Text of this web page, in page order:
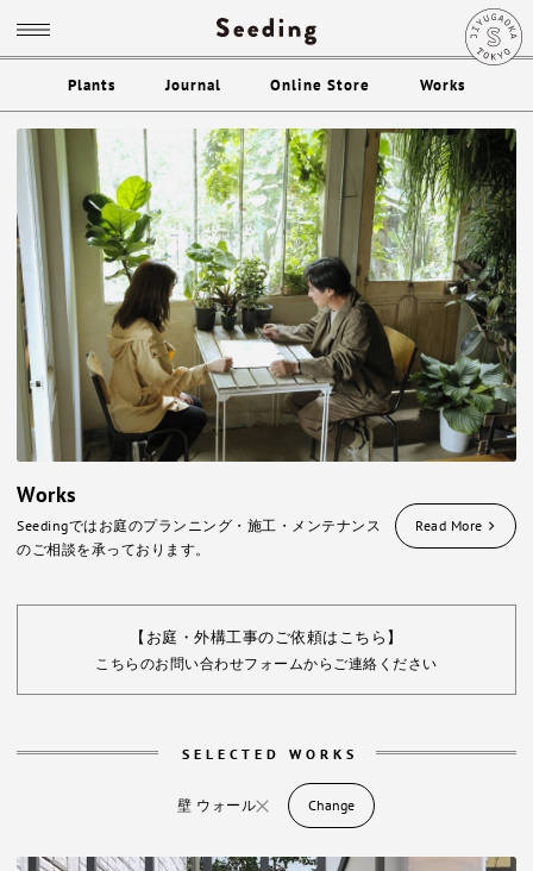
Plants Journal Online Store Works
Works
Seedingではお庭のプランニング・施工・メンテナンス
のご相談を承っております。
Read More
【お庭・外構工事のご依頼はこちら】
こちらのお問い合わせフォームからご連絡ください
SELECTED WORKS
壁 ウォール Change